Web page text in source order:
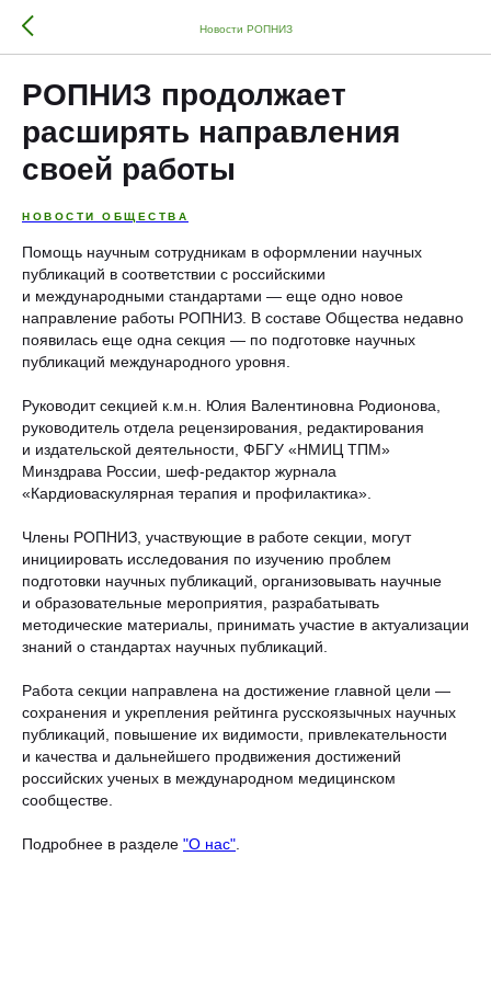
Новости РОПНИЗ
РОПНИЗ продолжает
расширять направления
своей работы
НОВОСТИ ОБЩЕСТВА
Помощь научным сотрудникам в оформлении научных
публикаций в соответствии с российскими
и международными стандартами — еще одно новое
направление работы РОПНИЗ. В составе Общества недавно
появилась еще одна секция — по подготовке научных
публикаций международного уровня.
Руководит секцией к.м.н. Юлия Валентиновна Родионова,
руководитель отдела рецензирования, редактирования
и издательской деятельности, ФБГУ «НМИЦ ТПМ»
Минздрава России, шеф-редактор журнала
«Кардиоваскулярная терапия и профилактика».
Члены РОПНИЗ, участвующие в работе секции, могут
инициировать исследования по изучению проблем
подготовки научных публикаций, организовывать научные
и образовательные мероприятия, разрабатывать
методические материалы, принимать участие в актуализации
знаний о стандартах научных публикаций.
Работа секции направлена на достижение главной цели —
сохранения и укрепления рейтинга русскоязычных научных
публикаций, повышение их видимости, привлекательности
и качества и дальнейшего продвижения достижений
российских ученых в международном медицинском
сообществе.
Подробнее в разделе "О нас"